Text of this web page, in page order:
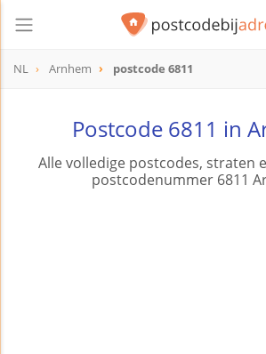
NL Arnhem postcode 6811
Postcode 6811 in
Alle volledige postcodes, straten
postcodenummer 6811